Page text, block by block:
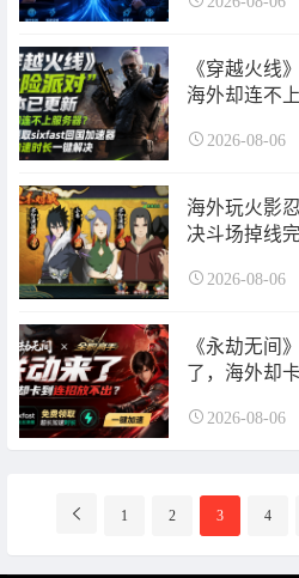
《穿越火线
海外却连不
加速器超长
2026-08-06
海外玩火影
决斗场掉线
2026-08-06
《永劫无间
了，海外却
速试试！
2026-08-06
导
1 2 3 4